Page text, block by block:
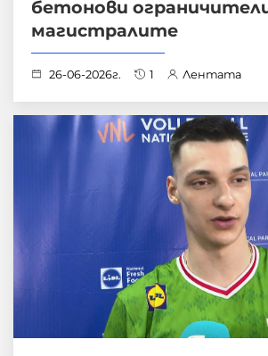
бетонови
магистралите
26-06-2026г. 1 Лентата